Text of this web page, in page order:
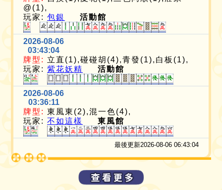
@(1),
玩家:包銀 活動館
2026-08-06
03:43:04
牌型: 立直(1),碰碰胡(4),青發(1),白板(1),
玩家:紫花妖精 活動館
2026-08-06
03:36:11
牌型: 東風東(2),混一色(4),
玩家:不如這樣 東風館
最後更新2026-08-06 06:43:04